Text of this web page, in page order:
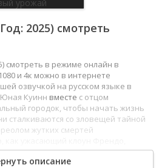
2025) смотреть
смотреть в режиме онлайн в
и 4к можно в интернете
озвучкой на русском языке в
Куинн вместе с отцом
городок, чтобы начать жизнь
сталкиваются со зловещей тайной
жутких смертей
городка, начинаетбеспощадно
девушка понимает, что ей
описание